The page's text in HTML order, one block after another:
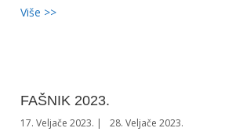
Više >>
FAŠNIK 2023.
17. Veljače 2023. 28. Veljače 2023.